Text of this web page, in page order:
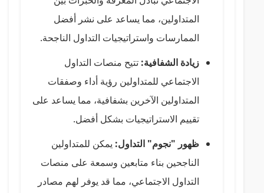
المتداولين، مما يساعد على نشر أفضل
الممارسات واستراتيجيات التداول الناجحة.
زيادة الشفافية: تتيح منصات التداول
الاجتماعي للمتداولين رؤية أداء وصفقات
المتداولين الآخرين بشفافية، مما يساعد على
تقييم الاستراتيجيات بشكل أفضل.
ظهور "نجوم" التداول: يمكن للمتداولين
الناجحين بناء متابعين وسمعة على منصات
التداول الاجتماعي، مما قد يوفر لهم مصادر